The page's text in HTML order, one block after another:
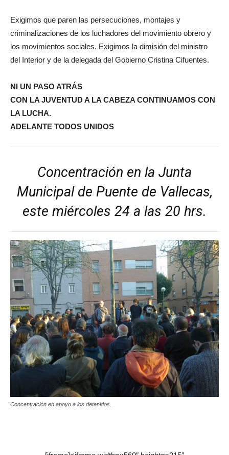
Exigimos que paren las persecuciones, montajes y
criminalizaciones de los luchadores del movimiento obrero y
los movimientos sociales. Exigimos la dimisión del ministro
del Interior y de la delegada del Gobierno Cristina Cifuentes.
NI UN PASO ATRÁS
CON LA JUVENTUD A LA CABEZA CONTINUAMOS CON
LA LUCHA.
ADELANTE TODOS UNIDOS
Concentración en la Junta
Municipal de Puente de Vallecas,
este miércoles 24 a las 20 hrs.
Concentración en apoyo a los detenidos.